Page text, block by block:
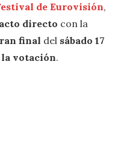
de Eurovisión,
directo con la
final del sábado 17
votación.